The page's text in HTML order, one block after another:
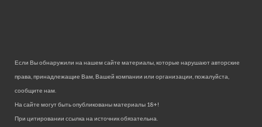
Если Вы обнаружили на нашем сайте материалы, которые нарушают авторские
права, принадлежащие Вам, Вашей компании или организации, пожалуйста,
сообщите нам.
На сайте могут быть опубликованы материалы 18+!
При цитировании ссылка на источник обязательна.